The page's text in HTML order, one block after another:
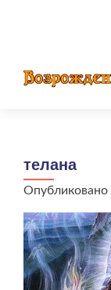
телана
Опубликовано